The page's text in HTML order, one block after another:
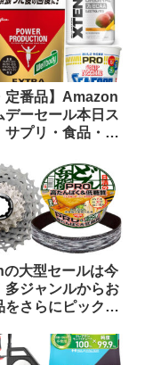
定番品】Amazon
デーセール本日ス
サプリ・食品・飲
みました
大型セールは今
多ジャンルからお
をさらにピックア